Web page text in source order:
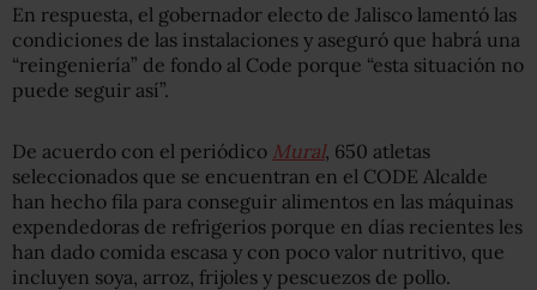
En respuesta, el gobernador electo de Jalisco lamentó las
condiciones de las instalaciones y aseguró que habrá una
“reingeniería” de fondo al Code porque “esta situación no
puede seguir así”.
De acuerdo con el periódico Mural, 650 atletas
seleccionados que se encuentran en el CODE Alcalde
han hecho fila para conseguir alimentos en las máquinas
expendedoras de refrigerios porque en días recientes les
han dado comida escasa y con poco valor nutritivo, que
incluyen soya, arroz, frijoles y pescuezos de pollo.